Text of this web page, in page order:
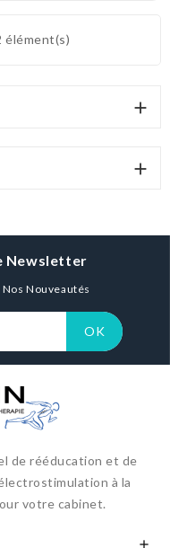
élément(s)


Newsletter
Nouveautés
de rééducation et de
à la
votre cabinet.
